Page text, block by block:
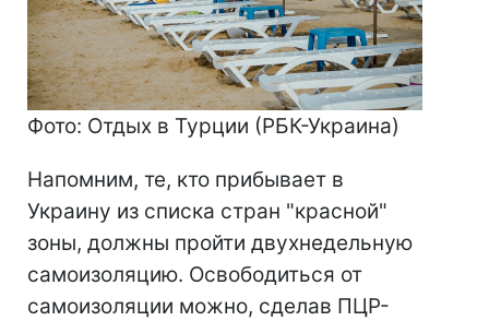
Фото: Отдых в Турции (РБК-Украина)
Напомним, те, кто прибывает в
Украину из списка стран "красной"
зоны, должны пройти двухнедельную
самоизоляцию. Освободиться от
самоизоляции можно, сделав ПЦР-